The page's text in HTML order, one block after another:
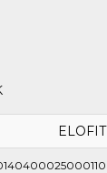
ELOFIT